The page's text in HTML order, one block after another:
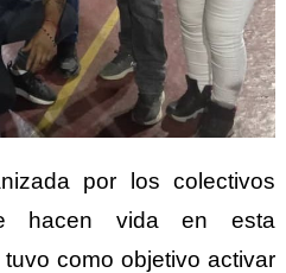
por los colectivos
hacen vida en esta
como objetivo activar